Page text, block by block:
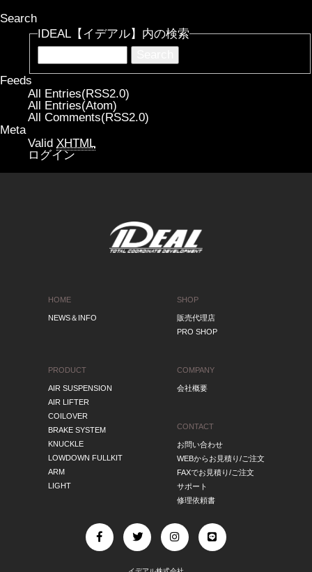
Search
IDEAL【イデアル】内の検索
Feeds
All Entries(RSS2.0)
All Entries(Atom)
All Comments(RSS2.0)
Meta
Valid XHTML
ログイン
HOME
NEWS＆INFO
PRODUCT
AIR SUSPENSION
AIR LIFTER
COILOVER
BRAKE SYSTEM
KNUCKLE
LOWDOWN FULLKIT
ARM
LIGHT
SHOP
販売代理店
PRO SHOP
COMPANY
会社概要
CONTACT
お問い合わせ
WEBからお見積り/ご注文
FAXでお見積り/ご注文
サポート
修理依頼書